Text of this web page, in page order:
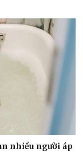
nghệ
đổi số
nhiều người áp